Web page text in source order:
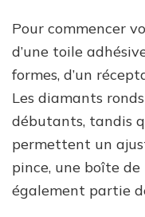
Pour commencer
d’une toile
formes, d’un
Les diamants
débutants, tandis
permettent un
pince, une boîte
également partie